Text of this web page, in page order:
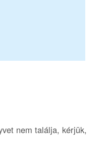
nem találja, kérjük,